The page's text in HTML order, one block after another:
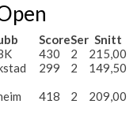
ScoreSer Snitt
430 2
215,00
299 2
149,50
418 2
209,00